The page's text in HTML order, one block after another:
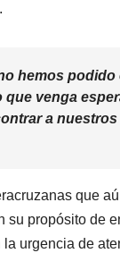
hemos podido
venga
a
que
propósito de
urgencia de